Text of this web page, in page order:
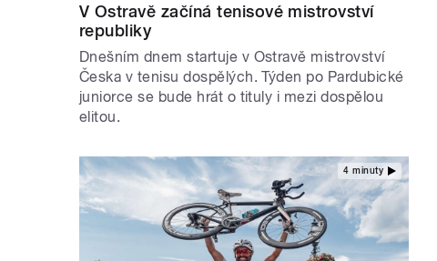
V Ostravě začíná tenisové mistrovství
republiky
Dnešním dnem startuje v Ostravě mistrovství
Česka v tenisu dospělých. Týden po Pardubické
juniorce se bude hrát o tituly i mezi dospělou
elitou.
4 minuty